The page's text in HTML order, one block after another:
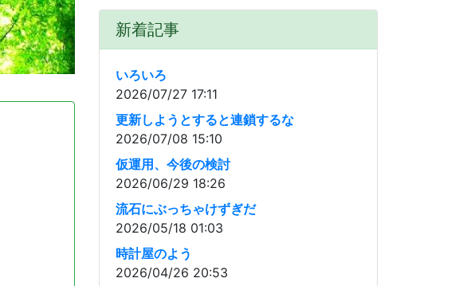
新着記事
いろいろ
2026/07/27 17:11
更新しようとすると連鎖するな
2026/07/08 15:10
仮運用、今後の検討
2026/06/29 18:26
流石にぶっちゃけずぎだ
2026/05/18 01:03
時計屋のよう
2026/04/26 20:53